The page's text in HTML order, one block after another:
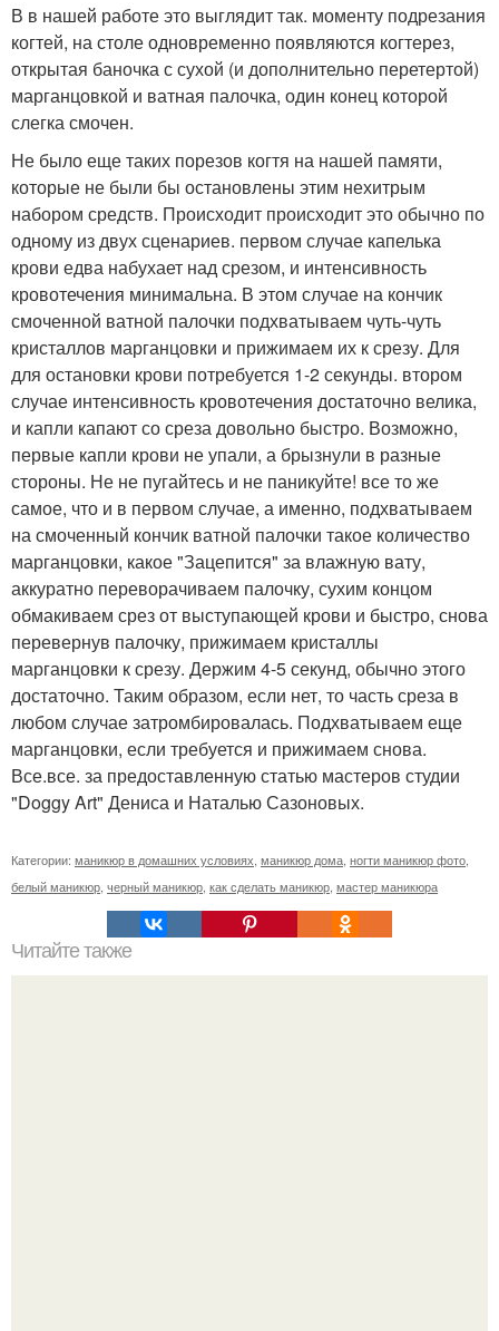
В в нашей работе это выглядит так. моменту подрезания
когтей, на столе одновременно появляются когтерез,
открытая баночка с сухой (и дополнительно перетертой)
марганцовкой и ватная палочка, один конец которой
слегка смочен.
Не было еще таких порезов когтя на нашей памяти,
которые не были бы остановлены этим нехитрым
набором средств. Происходит происходит это обычно по
одному из двух сценариев. первом случае капелька
крови едва набухает над срезом, и интенсивность
кровотечения минимальна. В этом случае на кончик
смоченной ватной палочки подхватываем чуть-чуть
кристаллов марганцовки и прижимаем их к срезу. Для
для остановки крови потребуется 1-2 секунды. втором
случае интенсивность кровотечения достаточно велика,
и капли капают со среза довольно быстро. Возможно,
первые капли крови не упали, а брызнули в разные
стороны. Не не пугайтесь и не паникуйте! все то же
самое, что и в первом случае, а именно, подхватываем
на смоченный кончик ватной палочки такое количество
марганцовки, какое "Зацепится" за влажную вату,
аккуратно переворачиваем палочку, сухим концом
обмакиваем срез от выступающей крови и быстро, снова
перевернув палочку, прижимаем кристаллы
марганцовки к срезу. Держим 4-5 секунд, обычно этого
достаточно. Таким образом, если нет, то часть среза в
любом случае затромбировалась. Подхватываем еще
марганцовки, если требуется и прижимаем снова.
Все.все. за предоставленную статью мастеров студии
"Doggy Art" Дениса и Наталью Сазоновых.
Категории: маникюр в домашних условиях маникюр дома ногти маникюр фото
белый маникюр черный маникюр как сделать маникюр мастер маникюра
Читайте также